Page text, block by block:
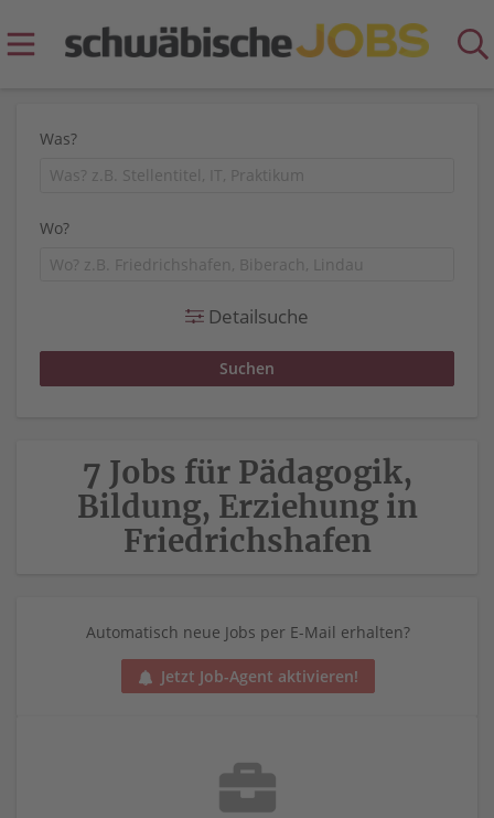
Was?
Wo?
Detailsuche
7 Jobs für Pädagogik,
Bildung, Erziehung in
Friedrichshafen
Automatisch neue Jobs per E-Mail erhalten?
Jetzt Job-Agent aktivieren!